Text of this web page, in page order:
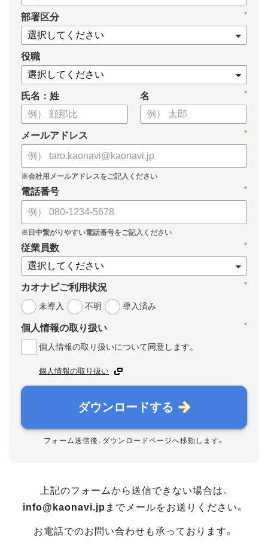
・OKRを導入、運用するにはどうすればいいのか
・OKRの運用を助けるツール
についてまとめましたので、ぜひお役立てください。
*
部署区分
役職
氏名：姓 *
名
*
メールアドレス
*
電話番号
*
従業員数
*
カオナビご利用状況
未導入
不明 導入済み
*
個人情報の取り扱い
個人情報の取り扱いについて同意します。
個人情報の取り扱い
ダウンロードする
フォーム送信後、ダウンロードページへ移動します。
上記のフォームから送信できない場合は、
info@kaonavi.jp までメールをお送りください。
お電話でのお問い合わせも承っております。